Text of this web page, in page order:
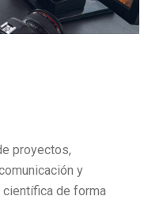
proyectos,
y
de forma